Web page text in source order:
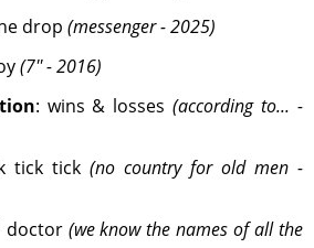
drop (messenger - 2025)
(7'' - 2016)
: wins & losses (according to... -
tick tick (no country for old men -
doctor (we know the names of all the